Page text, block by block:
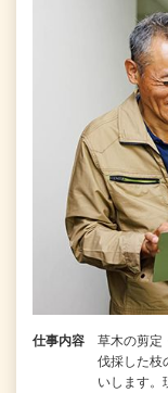
仕事内容
草木の剪定
伐採した枝
いします。